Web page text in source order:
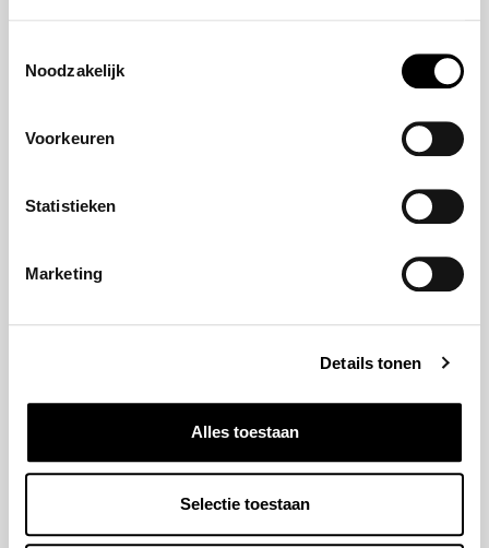
Noodzakelijk
Voorkeuren
Statistieken
Marketing
Details tonen
Alles toestaan
Selectie toestaan
Meld u aan voor onze nieuwsbrief en blijf altijd op de
E-
CAPTCHA